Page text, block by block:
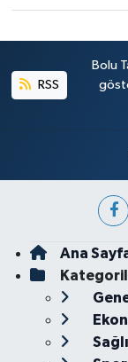
RSS
Bolu
Ana